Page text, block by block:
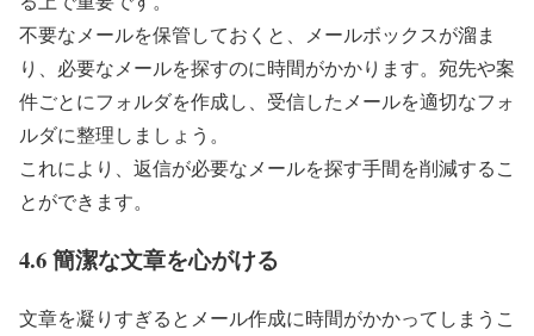
不要なメールを保管しておくと、メールボックスが溜ま
り、必要なメールを探すのに時間がかかります。宛先や案
件ごとにフォルダを作成し、受信したメールを適切なフォ
ルダに整理しましょう。
これにより、返信が必要なメールを探す手間を削減するこ
とができます。
4.6 簡潔な文章を心がける
文章を凝りすぎるとメール作成に時間がかかってしまうこ